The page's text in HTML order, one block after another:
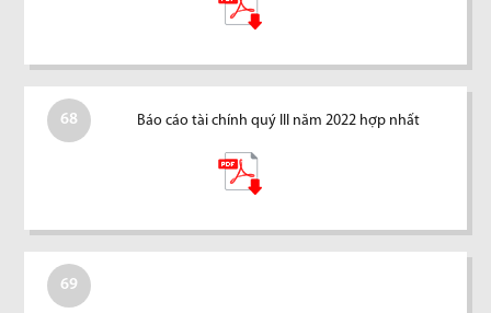
68 Báo cáo tài chính quý III năm 2022 hợp nhất
69